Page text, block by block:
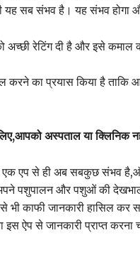
सब संभव है। यह संभव होगा
अच्छी रेटिंग दी है और इसे
करने का प्रयास किया है
,आपको अस्पताल या क्लिनिक
एक एप से ही अब सबकुछ संभव
पशुपालन और पशुओं की
से भी काफी जानकारी हासिल
इस ऐप से जानकारी प्राप्त